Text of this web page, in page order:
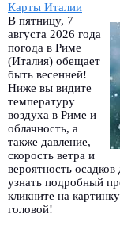
Карты Италии
В пятницу, 7
августа 2026 года
погода в Риме
(Италия) обещает
быть весенней!
Ниже вы видите
температуру
воздуха в Риме и
облачность, а
также давление,
скорость ветра и
вероятность
узнать подробный
кликните на
головой!